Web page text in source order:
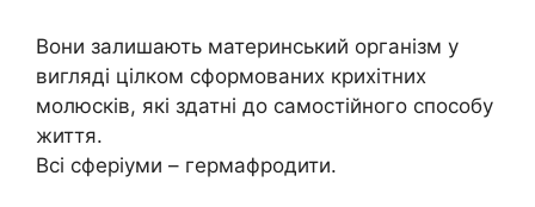
Вони залишають материнський організм у
вигляді цілком сформованих крихітних
молюсків, які здатні до самостійного способу
життя.
Всі сферіуми – гермафродити.